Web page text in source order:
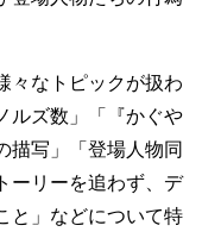
々なトピックが扱わ
ルズ数」「『かぐや
描写」「登場人物同
ーリーを追わず、デ
と」などについて特